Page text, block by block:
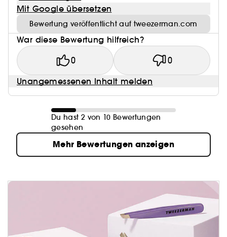
Mit Google übersetzen
Bewertung veröffentlicht auf tweezerman.com
War diese Bewertung hilfreich?
0 0
Unangemessenen Inhalt melden
Du hast 2 von 10 Bewertungen
gesehen
Mehr Bewertungen anzeigen